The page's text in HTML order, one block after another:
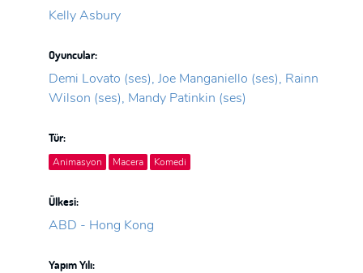
Kelly Asbury
Oyuncular:
Demi Lovato (ses), Joe Manganiello (ses), Rainn
Wilson (ses), Mandy Patinkin (ses)
Tür:
Animasyon Macera Komedi
Ülkesi:
ABD - Hong Kong
Yapım Yılı: